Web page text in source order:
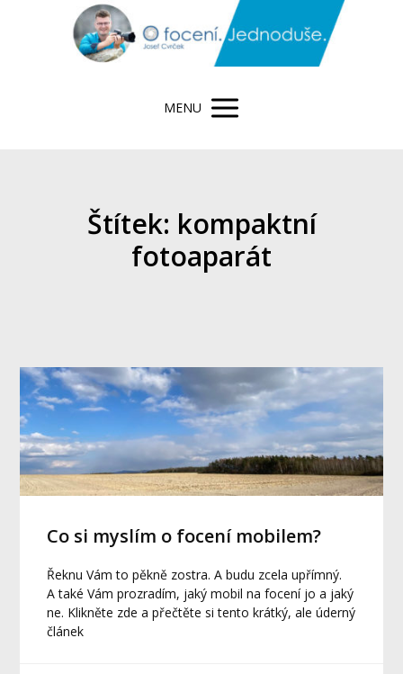
MENU
Štítek: kompaktní
fotoaparát
Co si myslím o focení mobilem?
Řeknu Vám to pěkně zostra. A budu zcela upřímný.
A také Vám prozradím, jaký mobil na focení jo a jaký
ne. Klikněte zde a přečtěte si tento krátký, ale úderný
článek